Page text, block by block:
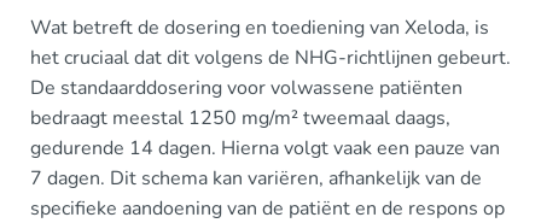
Wat betreft de dosering en toediening van Xeloda, is
het cruciaal dat dit volgens de NHG-richtlijnen gebeurt.
De standaarddosering voor volwassene patiënten
bedraagt meestal 1250 mg/m² tweemaal daags,
gedurende 14 dagen. Hierna volgt vaak een pauze van
7 dagen. Dit schema kan variëren, afhankelijk van de
specifieke aandoening van de patiënt en de respons op